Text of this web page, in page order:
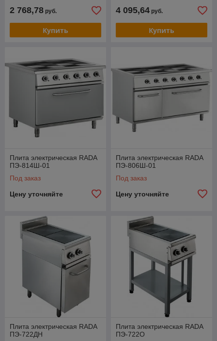
2 768,78 руб.
Купить
4 095,64 руб.
Купить
Плита электрическая RADA
ПЭ-814Ш-01
Под заказ
Цену уточняйте
Плита электрическая RADA
ПЭ-806Ш-01
Под заказ
Цену уточняйте
Плита электрическая RADA
ПЭ-722ДН
Плита электрическая RADA
ПЭ-722О